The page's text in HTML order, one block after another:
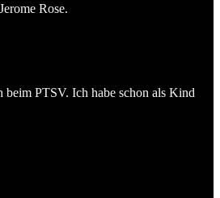
Rose.
PTSV. Ich habe schon als Kind